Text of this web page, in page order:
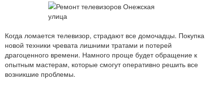
Когда ломается телевизор, страдают все домочадцы. Покупка
новой техники чревата лишними тратами и потерей
драгоценного времени. Намного проще будет обращение к
опытным мастерам, которые смогут оперативно решить все
возникшие проблемы.